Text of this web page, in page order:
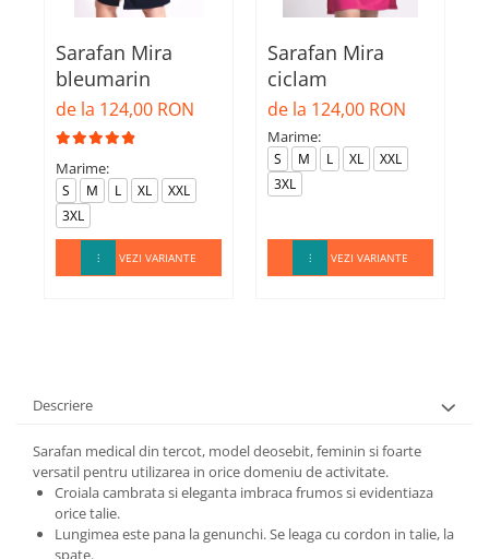
Sarafan Mira
bleumarin
de la 124,00 RON
Marime:
S M L XL
XXL
3XL
VEZI VARIANTE
Sarafan Mira
ciclam
de la 124,00 RON
Marime:
S M L XL
XXL
3XL
VEZI VARIANTE
Descriere
Sarafan medical din tercot, model deosebit, feminin si foarte
versatil pentru utilizarea in orice domeniu de activitate.
Croiala cambrata si eleganta imbraca frumos si evidentiaza
orice talie.
Lungimea este pana la genunchi. Se leaga cu cordon in talie, la
spate.